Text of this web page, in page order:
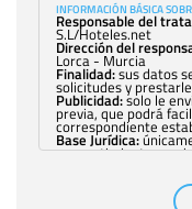
INFORMACIÓN BÁSICA
Responsable del
S.L/Hoteles.net
Dirección del
Lorca - Murcia
Finalidad:sus datos
solicitudes y
Publicidad:solo le
previa, que podrá
correspondiente
Base Jurídica:
consentimiento
con
nuestra entidad que